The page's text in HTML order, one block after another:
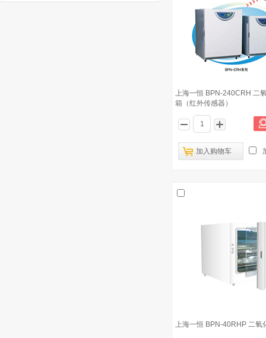
上海一恒 BPN-240CRH 二
箱（红外传感器）
加入购物车
上海一恒 BPN-40RHP 二氧